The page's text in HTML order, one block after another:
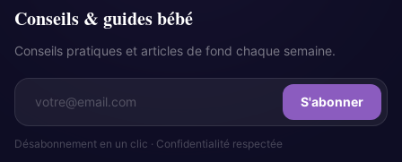
Conseils & guides bébé
Conseils pratiques et articles de fond chaque semaine.
S'abonner
Désabonnement en un clic · Confidentialité respectée